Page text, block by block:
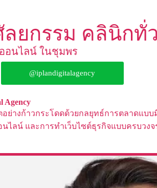
ยกรรม คลินิกทั่
อนไลน์ ในชุมพร
@iplandigitalagency
Agency
ย่างก้าวกระโดดด้วยกลยุทธ์การตลาดแบ
นไลน์ และการทำเว็บไซต์ธุรกิจแบบครบวงจ